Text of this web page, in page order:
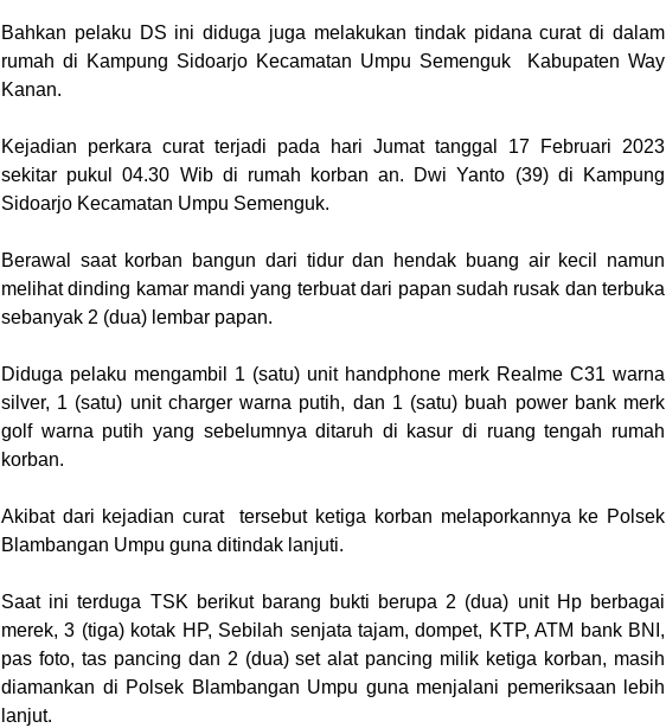
Bahkan pelaku DS ini diduga juga melakukan tindak pidana curat di dalam
rumah di Kampung Sidoarjo Kecamatan Umpu Semenguk Kabupaten Way
Kanan.
Kejadian perkara curat terjadi pada hari Jumat tanggal 17 Februari 2023
sekitar pukul 04.30 Wib di rumah korban an. Dwi Yanto (39) di Kampung
Sidoarjo Kecamatan Umpu Semenguk.
Berawal saat korban bangun dari tidur dan hendak buang air kecil namun
melihat dinding kamar mandi yang terbuat dari papan sudah rusak dan terbuka
sebanyak 2 (dua) lembar papan.
Diduga pelaku mengambil 1 (satu) unit handphone merk Realme C31 warna
silver, 1 (satu) unit charger warna putih, dan 1 (satu) buah power bank merk
golf warna putih yang sebelumnya ditaruh di kasur di ruang tengah rumah
korban.
Akibat dari kejadian curat tersebut ketiga korban melaporkannya ke Polsek
Blambangan Umpu guna ditindak lanjuti.
Saat ini terduga TSK berikut barang bukti berupa 2 (dua) unit Hp berbagai
merek, 3 (tiga) kotak HP, Sebilah senjata tajam, dompet, KTP, ATM bank BNI,
pas foto, tas pancing dan 2 (dua) set alat pancing milik ketiga korban, masih
diamankan di Polsek Blambangan Umpu guna menjalani pemeriksaan lebih
lanjut.